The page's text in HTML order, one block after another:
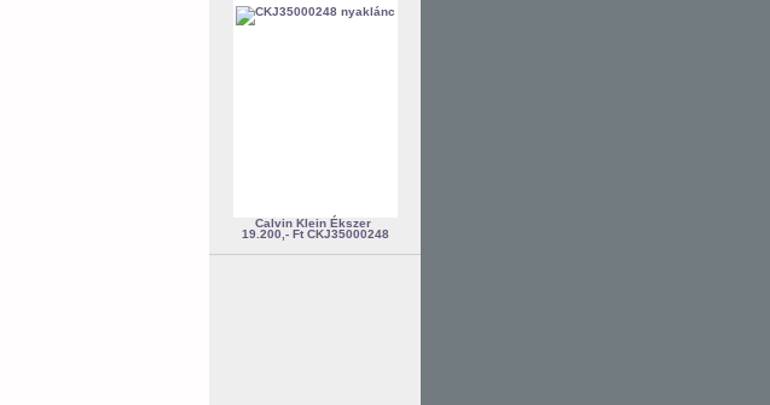
Calvin Klein Ékszer
19.200,- Ft CKJ35000248